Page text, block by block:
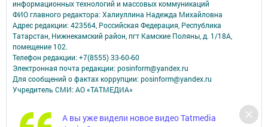
А вы уже видели новое видео Tatmedia
информационных технологий и массовых коммуникаций
ФИО главного редактора: Халиуллина Надежда Михайловна
Адрес редакции: 423564, Российская Федерация, Республика
Татарстан, Нижнекамский район, пгт Камские Поляны, д. 1/18А,
помещение 102.
Телефон редакции: +7(8555) 33-60-60
Электронная почта редакции: posinform@yandex.ru
Для сообщений о фактах коррупции: posinform@yandex.ru
Учредитель СМИ: АО «ТАТМЕДИА»
Антикоррупционная политика
АО «ТАТМЕДИА» использует «cookie»для персонализации сервисов и